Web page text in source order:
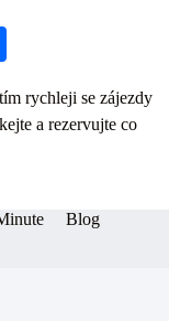
rerychleji se zájezdy
a rezervujte co
Blog